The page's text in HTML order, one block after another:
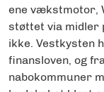
ene vækstmotor,
støttet via midler
ikke. Vestkysten
finansloven, og
nabokommuner